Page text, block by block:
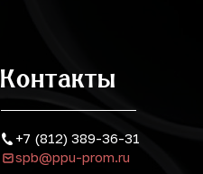
Контакты
+7 (812) 389-36-31
spb@ppu-prom.ru